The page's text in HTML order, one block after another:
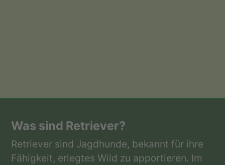
Was sind Retriever?
Retriever sind Jagdhunde, bekannt für ihre
Fähigkeit, erlegtes Wild zu apportieren. Im